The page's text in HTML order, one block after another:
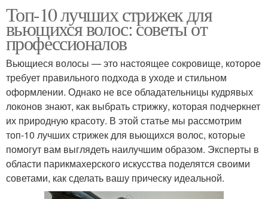
Топ-10 лучших стрижек для
вьющихся волос: советы от
профессионалов
Вьющиеся волосы — это настоящее сокровище, которое
требует правильного подхода в уходе и стильном
оформлении. Однако не все обладательницы кудрявых
локонов знают, как выбрать стрижку, которая подчеркнет
их природную красоту. В этой статье мы рассмотрим
топ-10 лучших стрижек для вьющихся волос, которые
помогут вам выглядеть наилучшим образом. Эксперты в
области парикмахерского искусства поделятся своими
советами, как сделать вашу прическу идеальной.